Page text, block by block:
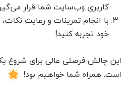
کاربری وب‌سایت شما قرار
با انجام تمرینات و رعایت
خود تجربه کنید!
این چالش فرصتی عالی برای شروع
است. همراه شما خواهیم بود!